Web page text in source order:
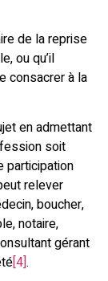
de la reprise
ou qu’il
consacrer à la
en admettant
soit
participation
relever
boucher,
notaire,
gérant
[4].